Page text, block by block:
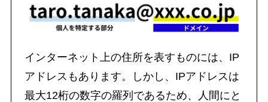
インターネット上の住所を表すものには、IP
アドレスもあります。しかし、IPアドレスは
最大12桁の数字の羅列であるため、人間にと